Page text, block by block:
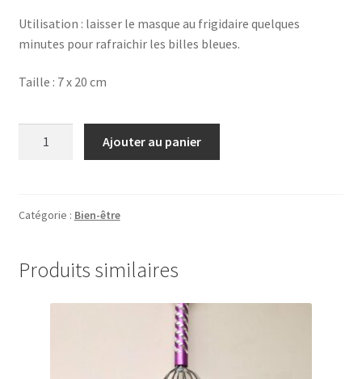
Utilisation : laisser le masque au frigidaire quelques
minutes pour rafraichir les billes bleues.
Taille : 7 x 20 cm
-
Ajouter au panier
Catégorie : Bien-être
Produits similaires